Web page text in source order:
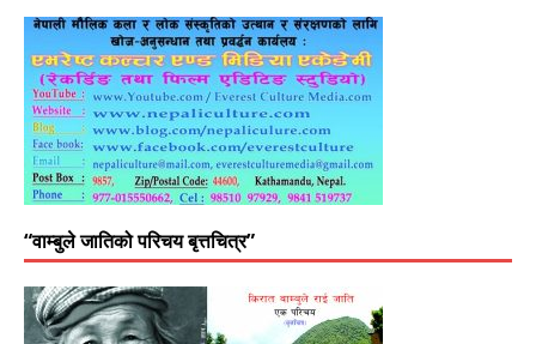
“वाम्बुले जातिको परिचय बृत्तचित्र”